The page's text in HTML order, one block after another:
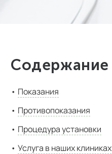
Содержание
Показания
Противопоказания
Процедура установки
Услуга в наших клиниках